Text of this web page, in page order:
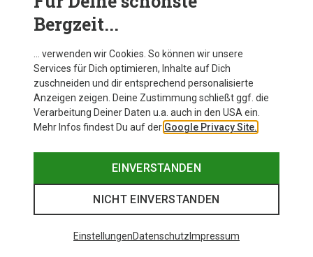
Damen Reelax Break 6.0 Schuhe
Salomon
Herren Reelax Moc 6.0 Schuhe
79,95 €
Bergzeit...
… verwenden wir Cookies. So können wir unsere
Services für Dich optimieren, Inhalte auf Dich
zuschneiden und dir entsprechend personalisierte
Anzeigen zeigen. Deine Zustimmung schließt ggf. die
Verarbeitung Deiner Daten u.a. auch in den USA ein.
Mehr Infos findest Du auf der Google Privacy Site.
EINVERSTANDEN
NICHT EINVERSTANDEN
EinstellungenDatenschutz Impressum